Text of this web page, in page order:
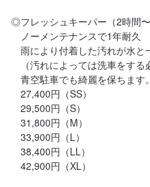
◎フレッシュキーパー（2時間〜
ノーメンテナンスで1年耐久
雨により付着した汚れが水と
（汚れによっては洗車をする
青空駐車でも綺麗を保ちます。
27,400円（SS）
29,500円（S）
31,800円（M）
33,900円（L）
38,400円（LL）
42,900円（XL）